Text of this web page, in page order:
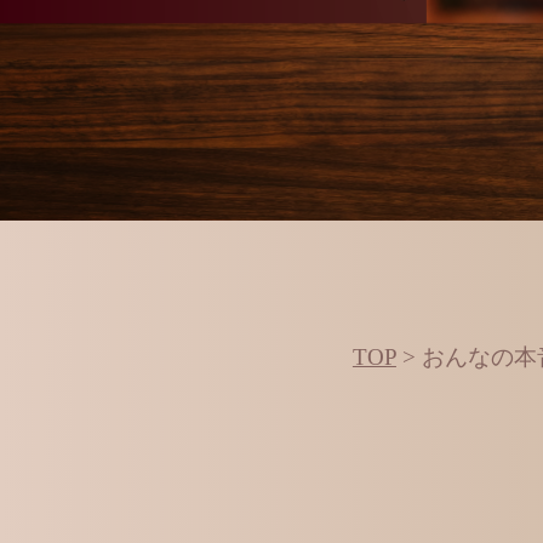
TOP> おんなの